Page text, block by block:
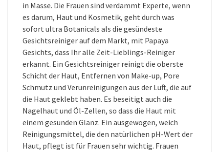
in Masse. Die Frauen sind verdammt Experte, wenn
es darum, Haut und Kosmetik, geht durch was
sofort ultra Botanicals als die gesündeste
Gesichtsreiniger auf dem Markt, mit Papaya
Gesichts, dass Ihr alle Zeit-Lieblings-Reiniger
erkannt. Ein Gesichtsreiniger reinigt die oberste
Schicht der Haut, Entfernen von Make-up, Pore
Schmutz und Verunreinigungen aus der Luft, die auf
die Haut geklebt haben. Es beseitigt auch die
Nagelhaut und Öl-Zellen, so dass die Haut mit
einem gesunden Glanz. Ein ausgewogen, weich
Reinigungsmittel, die den natürlichen pH-Wert der
Haut, pflegt ist für Frauen sehr wichtig. Frauen